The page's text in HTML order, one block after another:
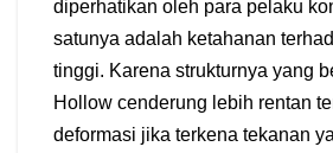
diperhatikan oleh para pelaku
satunya adalah ketahanan
tinggi. Karena strukturnya yang
Hollow cenderung lebih rentan
deformasi jika terkena tekanan